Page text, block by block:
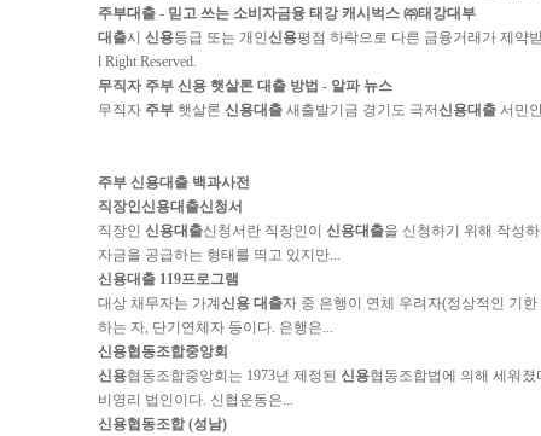
주부대출 - 믿고 쓰는 소비자금융 태강 캐시벅스 ㈜태강대부
대출시 신용등급 또는 개인신용평점 하락으로 다른 금융거래가 제약
l Right Reserved.
무직자 주부 신용 햇살론 대출 방법 - 알파 뉴스
무직자 주부 햇살론 신용대출 새출발기금 경기도 극저신용대출 서민
주부 신용대출 백과사전
직장인신용대출신청서
직장인 신용대출신청서란 직장인이 신용대출을 신청하기 위해 작성
자금을 공급하는 형태를 띄고 있지만...
신용대출 119프로그램
대상 채무자는 가계 신용 대출자 중 은행이 연체 우려자(정상적인 기
하는 자, 단기연체자 등이다. 은행은...
신용협동조합중앙회
신용협동조합중앙회는 1973년 제정된 신용협동조합법에 의해 세워
비영리 법인이다. 신협운동은...
신용협동조합 (성남)